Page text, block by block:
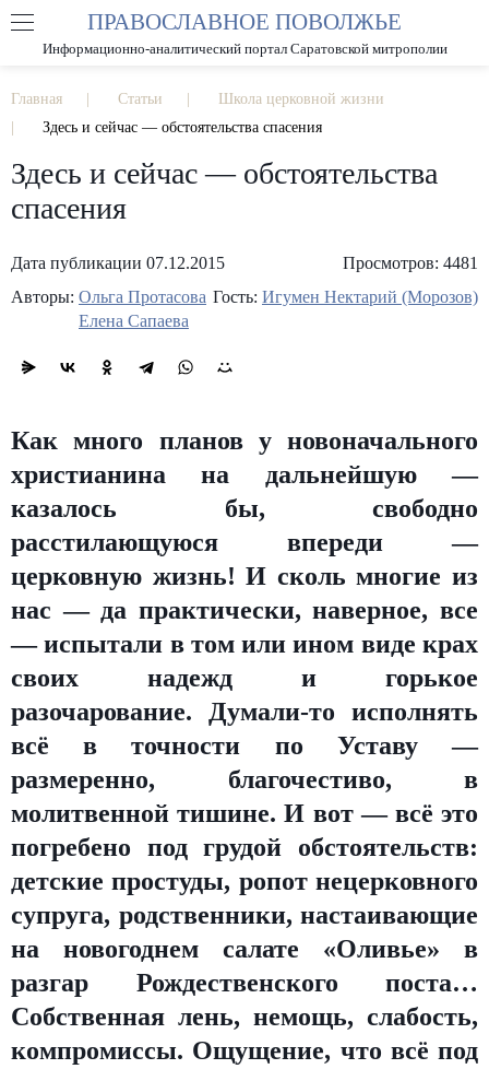
РАЗМЕР ШРИФТА А А
ПРАВОСЛАВНОЕ ПОВОЛЖЬЕ
Информационно-аналитический портал Саратовской митрополии
Главная Статьи
Школа церковной жизни
Здесь и сейчас — обстоятельства спасения
Здесь и сейчас — обстоятельства
спасения
Дата публикации 07.12.2015
Просмотров: 4481
Авторы: Ольга Протасова
Елена Сапаева
Гость: Игумен Нектарий (Морозов)
Как много планов у новоначального
христианина на дальнейшую —
казалось бы, свободно
расстилающуюся впереди —
церковную жизнь! И сколь многие из
нас — да практически, наверное, все
— испытали в том или ином виде крах
своих надежд и горькое
разочарование. Думали-то исполнять
всё в точности по Уставу —
размеренно, благочестиво, в
молитвенной тишине. И вот — всё это
погребено под грудой обстоятельств:
детские простуды, ропот нецерковного
супруга, родственники, настаивающие
на новогоднем салате «Оливье» в
разгар Рождественского поста…
Собственная лень, немощь, слабость,
компромиссы. Ощущение, что всё под